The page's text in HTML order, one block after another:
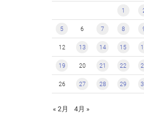
1
5 6 7 8
12 13 14 15
19 20 21 22
26 27 28 29
« 2月 4月 »